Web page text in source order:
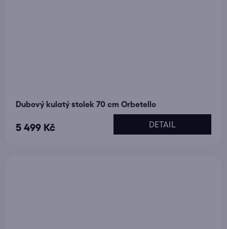
Dubový kulatý stolek 70 cm Orbetello
5 499 Kč DETAIL